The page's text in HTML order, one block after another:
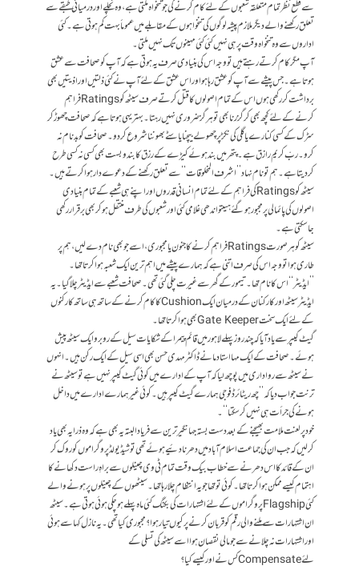
سے قطع نظر تمام متعلقہ شعبوں کے لئے کام کرنے کی جو تنخواہ ملتی ہے، وہ نچلے اور درمیانی طبقے سے
تعلق رکھنے والے دیگر ملازم پیشہ لوگوں کی تنخواہوں کے مقابلے میں عموماََ بہت کم ہوتی ہے۔کئی
اداروں سے وہ تنخواہ وقت پر ہی نہیں کئی کئی مہینوں تک نہیں ملتی۔
آپ مگر کام کرتے رہتے ہیں تو وجہ اس کی بنیادی صرف یہ ہوتی ہے کہ آپ کو صحافت سے عشق
ہوتا ہے۔ جس پیشے سے آپ کو عشق رہا ہو اور اس عشق کے لئے آپ نے کئی ذلتیں اور اذیتیں بھی
برداشت کررکھی ہوں اس کے تمام اصولوں کا قتل کرتے صرف سیٹھ کو Ratingsفراہم
کرنے کے لئے کچھ بھی کرگزرنا بھی تو ہرگز ضروری نہیں رہتا۔بہتر یہی ہوتا ہے کہ صحافت چھوڑ کر
سڑک کے کسی کنارے یا گلی کی نکڑ پر چھولے بیچنا یا سٹے بھوننا شروع کردو۔ صحافت کو بدنام نہ
کرو۔ ربّ کریم رازق ہے۔ پتھرمیں بند ہوئے کیڑے کے رزق کا بندوبست بھی کسی نہ کسی طرح
کردیتا ہے۔ ہم تو نام نہاد ’’اشرف المخلوقات‘‘ سے تعلق رکھنے کے دعوے دار ہوا کرتے ہیں۔
سیٹھ کو Ratingsکی فراہم کے لئے تمام انسانی قدروں اور اپنے ہی شعبے کے تمام بنیادی
اصولوں کی پائمالی پر مجبور ہوگئے ہیںتو اندھی غلامی کئی اور شعبوں کی طرف منتقل ہوکر بھی برقرار رکھی
جاسکتی ہے۔
سیٹھ کو ہر صورت Ratingsفراہم کرنے کا جنون یا مجبوری، اسے جو بھی نام دے لیں، ہم پر
طاری ہوا تو وجہ اس کی صرف اتنی ہے کہ ہمارے پیشے میں اہم ترین ایک شعبہ ہوا کرتا تھا۔
’’ایڈیٹر‘‘ اس کا نام تھا۔تیمور کے گھر سے غیرت چلی گئی تھی۔ صحافت شعبے سے ایڈیٹر چلا گیا۔یہ
ایڈیٹر سیٹھ اور کارکنان کے درمیان ایک Cushionکا کام کرنے کے ساتھ ہی ساتھ کارکنوں
کے لئے ایک سخت Gate Keeperبھی ہوا کرتا تھا۔
گیٹ کیپرسے یا د آیا کہ چند روز پہلے لاہور میں قائم پیمراکے شکایات سیل کے روبرو ایک سیٹھ پیش
ہوئے۔ صحافت کے ایک مہا استاد مانے ڈاکٹر مہدی حسن بھی اسی سیل کے ایک رکن ہیں۔ انہوں
نے سیٹھ سے رواداری میں پوچھ لیا کہ آپ کے ادارے میں کوئی گیٹ کیپر نہیں ہے تو سیٹھ نے
ترنت جواب دیا کہ ’’چھ ریٹائرڈ فوجی ہمارے گیٹ کیپر ہیں۔ کوئی غیر ہمارے ادارے میں داخل
ہونے کی جرأت ہی نہیں کرسکتا‘‘۔
خود پر لعنت ملامت بھیجنے کے بعد دست بستہ جہانگیر ترین سے فریاد البتہ یہ بھی ہے کہ وہ ذرا یہ بھی یاد
کرلیں کہ جب ان کی جماعت اسلام آباد میں دھرنا دئیے ہوئے تھی تو شیڈیولڈ پروگراموں کو روک کر
ان کے قائد کا اس دھرنے سے خطاب بیک وقت تمام ٹی وی چینلوں سے براہِ راست دکھانے کا
اہتمام کیسے ممکن ہوا کرتاتھا۔ کوئی تو تھا جو یہ انتظام چلارہا تھا۔ سیٹھوں کے چینلوں پر ہونے والے
کئی Flagshipپروگراموں کے لئے اشتہارات کی بکنگ کئی ماہ پہلے ہوچکی ہوئی ہوتی ہے۔ سیٹھ
ان اشتہارات سے ملنے والی رقم کو قربان کرنے پر کیوں تیار ہوا؟ مجبوری کیا تھی۔ یہ نازل کہا سے ہوئی
اور اشتہارات نہ چلانے سے جو مالی نقصان ہوا اسے سیٹھ کی تسلی کے
لئےCompensateکس نے اور کیسے کیا؟